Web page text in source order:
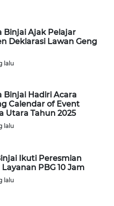
Binjai Ajak Pelajar
Deklarasi Lawan Geng
lalu
Binjai Hadiri Acara
Calendar of Event
Utara Tahun 2025
lalu
Ikuti Peresmian
PBG 10 Jam
lalu